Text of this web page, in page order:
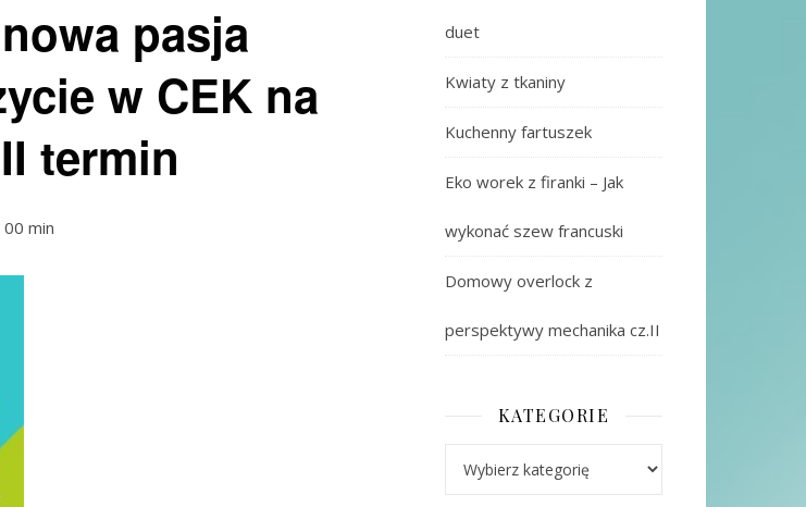
pasja
w CEK na
termin
00 min
duet
Kwiaty z tkaniny
Kuchenny fartuszek
Eko worek z firanki – Jak
wykonać szew francuski
Domowy overlock z
perspektywy mechanika cz.II
KATEGORIE